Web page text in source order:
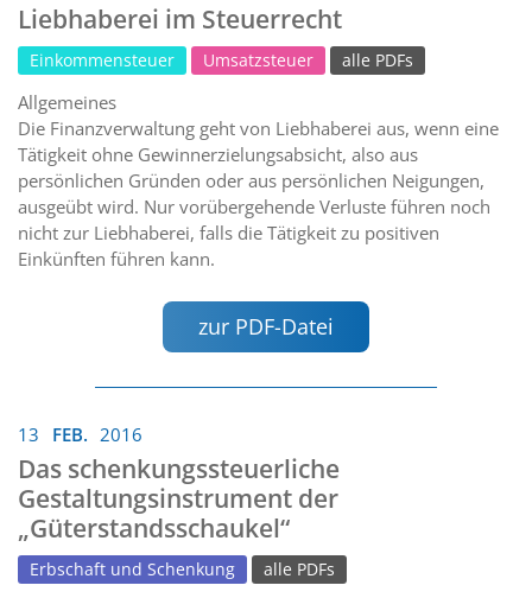
Liebhaberei im Steuerrecht
Einkommensteuer Umsatzsteuer alle PDFs
Allgemeines
Die Finanzverwaltung geht von Liebhaberei aus, wenn eine
Tätigkeit ohne Gewinnerzielungsabsicht, also aus
persönlichen Gründen oder aus persönlichen Neigungen,
ausgeübt wird. Nur vorübergehende Verluste führen noch
nicht zur Liebhaberei, falls die Tätigkeit zu positiven
Einkünften führen kann.
zur PDF-Datei
13 FEB. 2016
Das schenkungssteuerliche
Gestaltungsinstrument der
„Güterstandsschaukel“
Erbschaft und Schenkung alle PDFs